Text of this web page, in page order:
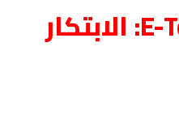
رينو ميجان E-Tech: الابتكار